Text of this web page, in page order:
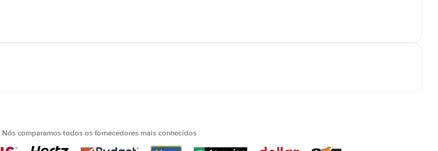
Nós comparamos todos os fornecedores mais conhecidos